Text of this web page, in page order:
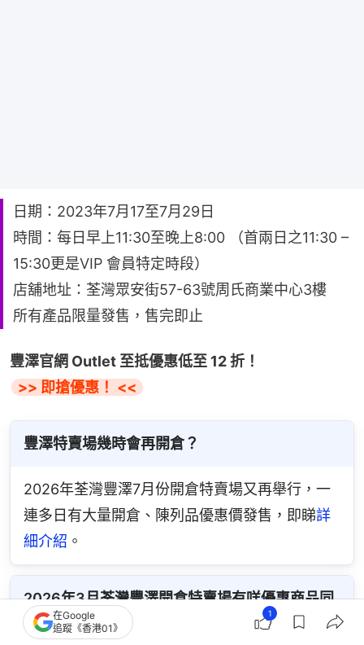
日期：2023年7月17至7月29日
時間：每日早上11:30至晚上8:00 （首兩日之11:30 –
15:30更是VIP 會員特定時段）
店舖地址：荃灣眾安街57-63號周氏商業中心3樓
所有產品限量發售，售完即止
豐澤官網 Outlet 至抵優惠低至 12 折！
>> 即搶優惠！ <<
豐澤特賣場幾時會再開倉？
2026年荃灣豐澤7月份開倉特賣場又再舉行，一
連多日有大量開倉、陳列品優惠價發售，即睇詳
細介紹 。
2026年3月荃灣豐澤開倉特賣場有咩優惠商品同
開倉貨賣？
在Google
追蹤《香港01》
1